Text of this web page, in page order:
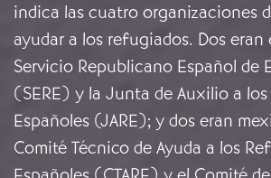
indica las cuatro organizaciones
ayudar a los refugiados. Dos eran
Servicio Republicano Español de
(SERE) y la Junta de Auxilio a
Españoles (JARE); y dos eran
Comité Técnico de Ayuda a los